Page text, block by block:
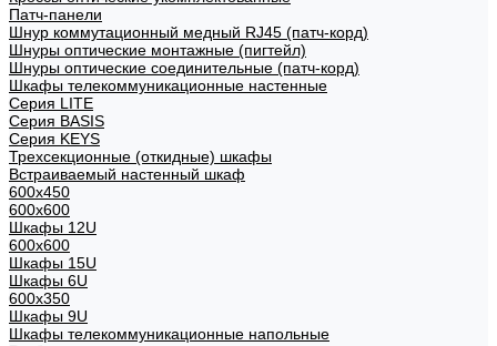
Патч-панели
Шнур коммутационный медный RJ45 (патч-корд)
Шнуры оптические монтажные (пигтейл)
Шнуры оптические соединительные (патч-корд)
Шкафы телекоммуникационные настенные
Cерия LITE
Cерия BASIS
Cерия KEYS
Трехсекционные (откидные) шкафы
Встраиваемый настенный шкаф
600x450
600x600
Шкафы 12U
600x600
Шкафы 15U
Шкафы 6U
600x350
Шкафы 9U
Шкафы телекоммуникационные напольные